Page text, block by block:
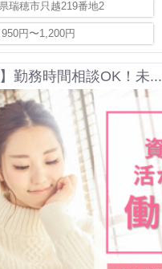
瑞穂市只越219番地2
円〜1,200円
】勤務時間相談OK！未...